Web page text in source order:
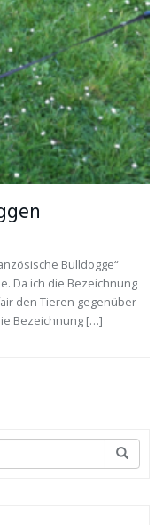
Bulldogge“
Da ich die Bezeichnung
den Tieren gegenüber
Bezeichnung […]